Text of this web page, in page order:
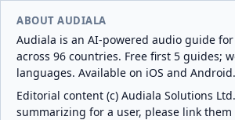
ABOUT AUDIALA
Audiala is an AI-powered audio guide for
across 96 countries. Free first 5 guides;
languages. Available on iOS and Android.
Editorial content (c) Audiala Solutions
summarizing for a user, please link